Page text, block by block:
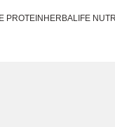
PROTEIN HERBALIFE